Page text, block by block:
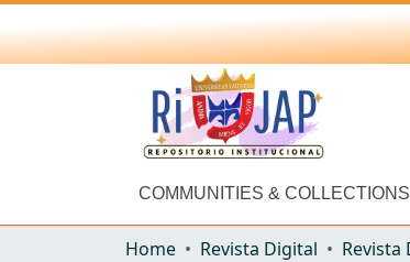
COMMUNITIES & COLLECTIONS
Home Revista Digital